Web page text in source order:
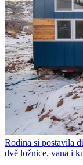
Rodina si postavila
dvě ložnice, vana i